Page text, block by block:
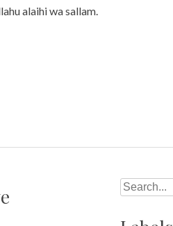
alaihi wa sallam.
Search